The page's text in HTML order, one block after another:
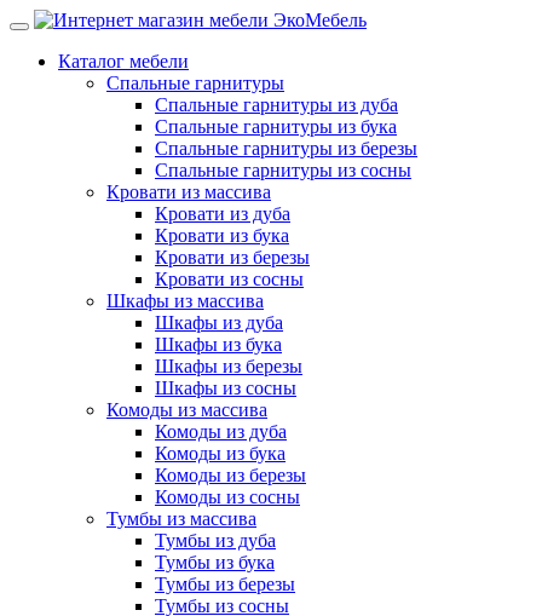
Каталог мебели
Спальные гарнитуры
Спальные гарнитуры из дуба
Спальные гарнитуры из бука
Спальные гарнитуры из березы
Спальные гарнитуры из сосны
Кровати из массива
Кровати из дуба
Кровати из бука
Кровати из березы
Кровати из сосны
Шкафы из массива
Шкафы из дуба
Шкафы из бука
Шкафы из березы
Шкафы из сосны
Комоды из массива
Комоды из дуба
Комоды из бука
Комоды из березы
Комоды из сосны
Тумбы из массива
Тумбы из дуба
Тумбы из бука
Тумбы из березы
Тумбы из сосны